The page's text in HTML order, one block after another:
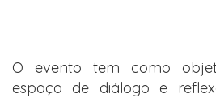
O evento tem como
espaço de diálogo e